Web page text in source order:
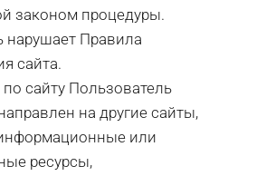
законом процедуры.
нарушает Правила
сайта.
сайту Пользователь
на другие сайты,
или
ресурсы,